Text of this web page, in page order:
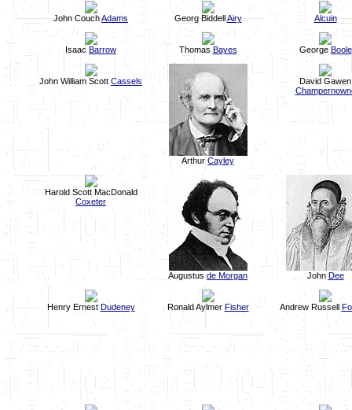
John CouchAdams Georg Biddell Airy Alcuin
Isaac Barrow Thomas Bayes George Boole
John William Scott Cassels
Arthur Cayley
David Gawen
Harold Scott MacDonald
Coxeter
Augustus de Morgan John Dee
Henry Ernest Dudeney Ronald Aylmer Fisher Andrew Russell